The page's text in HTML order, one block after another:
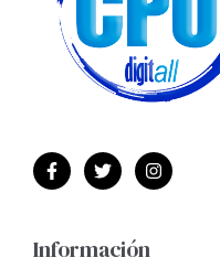
Información